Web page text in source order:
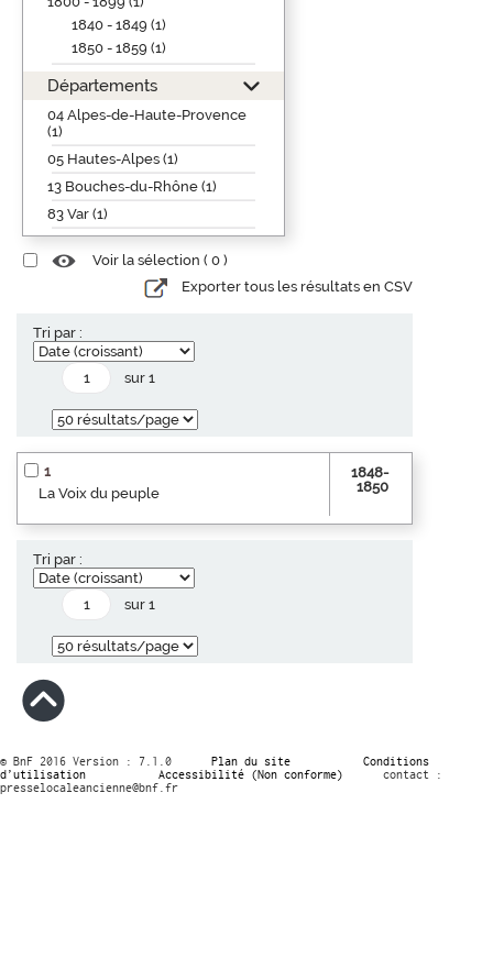
1840 - 1849 (1)
1850 - 1859 (1)
Départements
04 Alpes-de-Haute-Provence
(1)
05 Hautes-Alpes (1)
13 Bouches-du-Rhône (1)
83 Var (1)
Voir la sélection ( 0 )
Exporter tous les résultats en CSV
Tri par :
sur 1
1
La Voix du peuple
1848-
1850
Tri par :
sur 1
© BnF 2016 Version : 7.1.0 Plan du site
Conditions
d’utilisation
Accessibilité (Non conforme)
contact :
presselocaleancienne@bnf.fr